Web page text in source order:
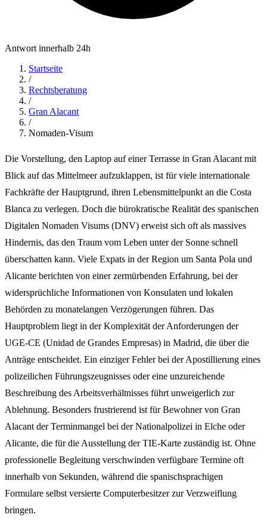
Antwort innerhalb 24h
Startseite
/
Rechtsberatung
/
Gran Alacant
/
Nomaden-Visum
Die Vorstellung, den Laptop auf einer Terrasse in Gran Alacant mit
Blick auf das Mittelmeer aufzuklappen, ist für viele internationale
Fachkräfte der Hauptgrund, ihren Lebensmittelpunkt an die Costa
Blanca zu verlegen. Doch die bürokratische Realität des spanischen
Digitalen Nomaden Visums (DNV) erweist sich oft als massives
Hindernis, das den Traum vom Leben unter der Sonne schnell
überschatten kann. Viele Expats in der Region um Santa Pola und
Alicante berichten von einer zermürbenden Erfahrung, bei der
widersprüchliche Informationen von Konsulaten und lokalen
Behörden zu monatelangen Verzögerungen führen. Das
Hauptproblem liegt in der Komplexität der Anforderungen der
UGE-CE (Unidad de Grandes Empresas) in Madrid, die über die
Anträge entscheidet. Ein einziger Fehler bei der Apostillierung eines
polizeilichen Führungszeugnisses oder eine unzureichende
Beschreibung des Arbeitsverhältnisses führt unweigerlich zur
Ablehnung. Besonders frustrierend ist für Bewohner von Gran
Alacant der Terminmangel bei der Nationalpolizei in Elche oder
Alicante, die für die Ausstellung der TIE-Karte zuständig ist. Ohne
professionelle Begleitung verschwinden verfügbare Termine oft
innerhalb von Sekunden, während die spanischsprachigen
Formulare selbst versierte Computerbesitzer zur Verzweiflung
bringen.